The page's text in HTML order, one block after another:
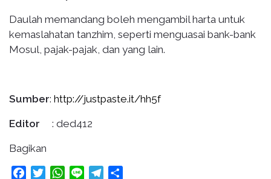
Daulah memandang boleh mengambil harta untuk
kemaslahatan tanzhim, seperti menguasai bank-bank
Mosul, pajak-pajak, dan yang lain.
Sumber: http://justpaste.it/hh5f
Editor : ded412
Bagikan
FacebookTwitterWhatsApp
Line Telegram